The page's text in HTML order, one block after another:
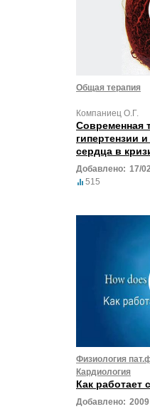
Общая терапия
Компаниец О.Г.
Современная
гипертензии
сердца в
Добавлено: 17/
515
Физиология
Кардиология
Как работает
Добавлено: